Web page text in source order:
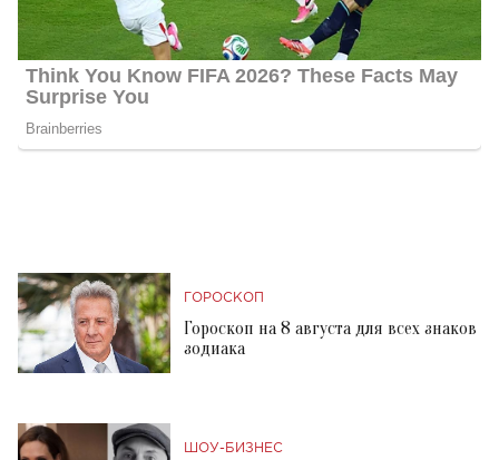
ГОРОСКОП
Гороскоп на 8 августа для всех знаков
зодиака
ШОУ-БИЗНЕС